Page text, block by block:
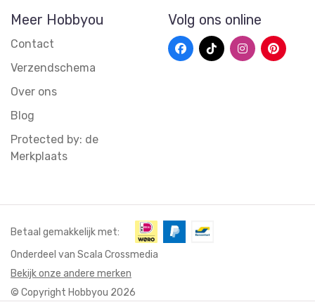
Meer Hobbyou
Contact
Verzendschema
Over ons
Blog
Protected by: de
Merkplaats
Volg ons online
© Copyright Hobbyou 2026
Onderdeel van Scala Crossmedia
Bekijk onze andere merken
Betaal gemakkelijk met: